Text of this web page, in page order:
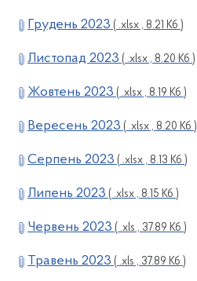
Грудень 2023 ( .xlsx , 8.21 Кб )
Листопад 2023 ( .xlsx , 8.20 Кб )
Жовтень 2023 ( .xlsx , 8.19 Кб )
Вересень 2023 ( .xlsx , 8.20 Кб )
Серпень 2023 ( .xlsx , 8.13 Кб )
Липень 2023 ( .xlsx , 8.15 Кб )
Червень 2023 ( .xls , 37.89 Кб )
Травень 2023 ( .xls , 37.89 Кб )